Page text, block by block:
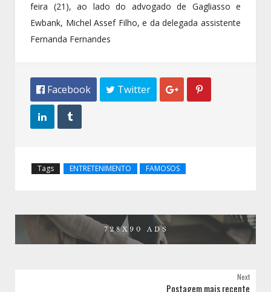
feira (21), ao lado do advogado de Gagliasso e
Ewbank, Michel Assef Filho, e da delegada assistente
Fernanda Fernandes
 Facebook  Twitter  
 
Tags ENTRETENIMENTO FAMOSOS
Next
Postagem mais recente